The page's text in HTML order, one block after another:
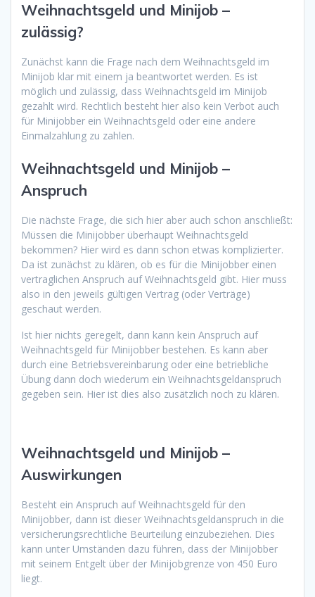
Weihnachtsgeld und Minijob –
zulässig?
Zunächst kann die Frage nach dem Weihnachtsgeld im
Minijob klar mit einem ja beantwortet werden. Es ist
möglich und zulässig, dass Weihnachtsgeld im Minijob
gezahlt wird. Rechtlich besteht hier also kein Verbot auch
für Minijobber ein Weihnachtsgeld oder eine andere
Einmalzahlung zu zahlen.
Weihnachtsgeld und Minijob –
Anspruch
Die nächste Frage, die sich hier aber auch schon anschließt:
Müssen die Minijobber überhaupt Weihnachtsgeld
bekommen? Hier wird es dann schon etwas komplizierter.
Da ist zunächst zu klären, ob es für die Minijobber einen
vertraglichen Anspruch auf Weihnachtsgeld gibt. Hier muss
also in den jeweils gültigen Vertrag (oder Verträge)
geschaut werden.
Ist hier nichts geregelt, dann kann kein Anspruch auf
Weihnachtsgeld für Minijobber bestehen. Es kann aber
durch eine Betriebsvereinbarung oder eine betriebliche
Übung dann doch wiederum ein Weihnachtsgeldanspruch
gegeben sein. Hier ist dies also zusätzlich noch zu klären.
Weihnachtsgeld und Minijob –
Auswirkungen
Besteht ein Anspruch auf Weihnachtsgeld für den
Minijobber, dann ist dieser Weihnachtsgeldanspruch in die
versicherungsrechtliche Beurteilung einzubeziehen. Dies
kann unter Umständen dazu führen, dass der Minijobber
mit seinem Entgelt über der Minijobgrenze von 450 Euro
liegt.